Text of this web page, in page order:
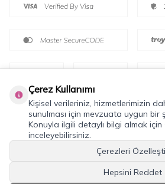
E-Ticaret Sistemleriyle
Çerez Kullanımı
Kişisel verileriniz, hizmetlerimizin
sunulması için mevzuata uygun bir
Konuyla ilgili detaylı bilgi almak için
inceleyebilirsiniz.
Çerezleri
Hepsini Reddet